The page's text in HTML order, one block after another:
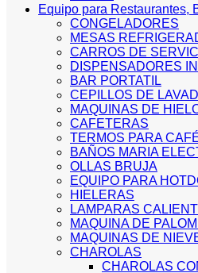
Equipo para Restaurantes,
CONGELADORES
MESAS
CARROS DE
DISPENSADORES
BAR PORTATIL
CEPILLOS DE
MAQUINAS DE
CAFETERAS
TERMOS PARA
BAÑOS MARIA
OLLAS BRUJA
EQUIPO PARA
HIELERAS
LAMPARAS
MAQUINA DE
MAQUINAS DE
CHAROLAS
CHAROLAS